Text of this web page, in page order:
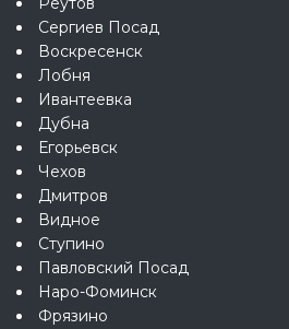
Сергиев Посад
Воскресенск
Лобня
Ивантеевка
Дубна
Егорьевск
Чехов
Дмитров
Видное
Ступино
Павловский Посад
Наро-Фоминск
Фрязино